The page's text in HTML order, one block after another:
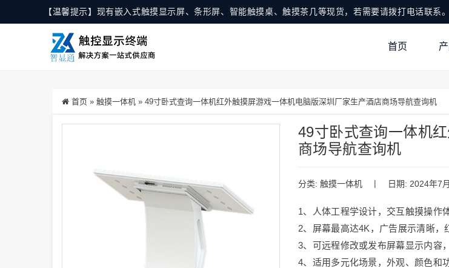
【温馨提示】现有嵌入式触摸显示屏、条形屏、智能触摸桌、触摸茶几等现货，若需要请拨打电话联系。
首页
首页 » 触摸一体机 » 49寸卧式查询一体机红外触摸屏游戏一体机电脑版深圳厂家生产酒店商场导航查询机
49寸卧式查询一体机
商场导航查询机
分类: 触摸一体机 | 日期: 2024年7
1、人体工程学设计，交互触摸操作
2、屏幕最高达4K，广告展示清晰，
3、可远程修改或发布屏幕显示内容
4、适用多元化场景，外观、颜色和